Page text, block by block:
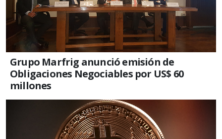
Grupo Marfrig anunció emisión de
Obligaciones Negociables por US$ 60
millones